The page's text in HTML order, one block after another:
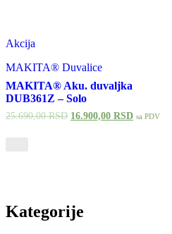
Akcija
MAKITA® Duvalice
MAKITA® Aku. duvaljka
DUB361Z – Solo
25.690,00RSD 16.900,00 RSD sa PDV
Kategorije